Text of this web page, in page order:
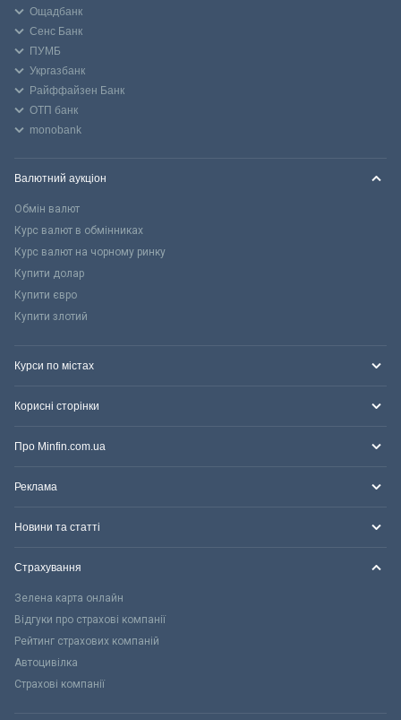
Ощадбанк
Сенс Банк
ПУМБ
Укргазбанк
Райффайзен Банк
ОТП банк
monobank
Валютний аукціон
Обмін валют
Курс валют в обмінниках
Курс валют на чорному ринку
Купити долар
Купити євро
Купити злотий
Курси по містах
Корисні сторінки
Про Minfin.com.ua
Реклама
Новини та статті
Страхування
Зелена карта онлайн
Відгуки про страхові компанії
Рейтинг страхових компаній
Автоцивілка
Страхові компанії